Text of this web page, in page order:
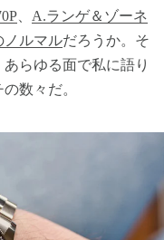
A.ランゲ＆ゾーネ
ノルマルだろうか。そ
らゆる面で私に語り
数々だ。